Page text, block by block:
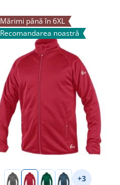
Mărimi până în 6XL
Recomandarea noastră
+3